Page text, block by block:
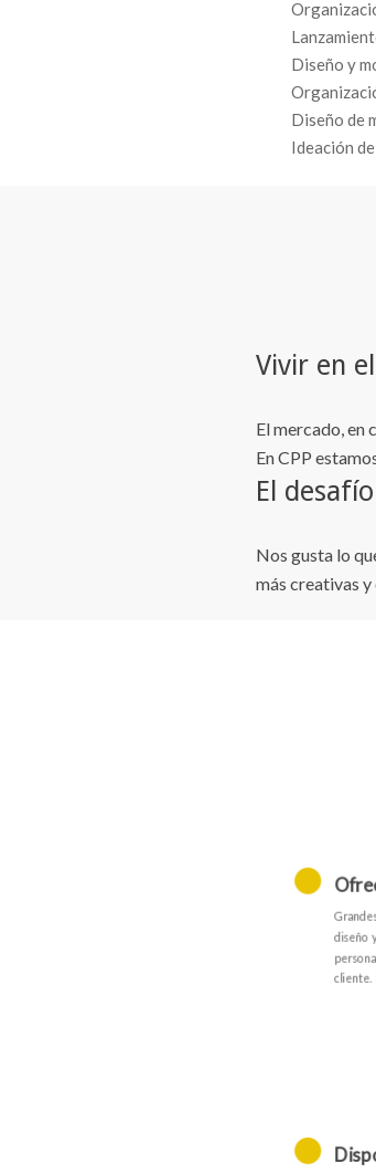
Diseño y
Diseño de
Ideación
Vivir en
El mercado, en
En CPP
El desafío
Nos gusta lo
más creativas
diseño
cliente.